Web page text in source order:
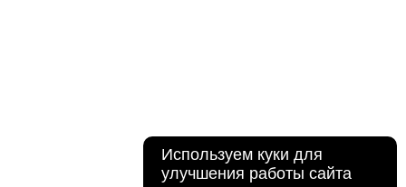
Используем куки для
улучшения работы сайта